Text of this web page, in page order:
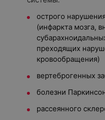
острого
(инфаркта мозга,
преходящих
кровообращения)
вертеброгенных
болезни
рассеянного